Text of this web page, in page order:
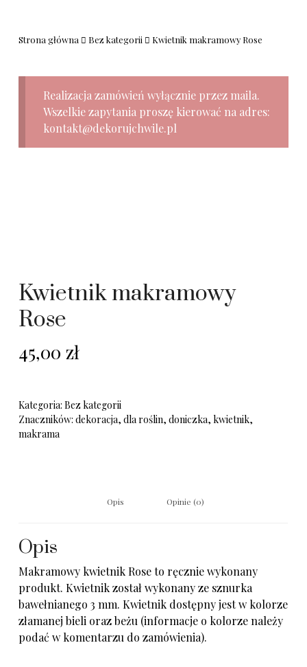
Strona główna Bez kategorii Kwietnik makramowy Rose
Realizacja zamówień wyłącznie przez maila.
Wszelkie zapytania proszę kierować na adres:
kontakt@dekorujchwile.pl
Kwietnik makramowy
Rose
45,00 zł
Kategoria:Bez kategorii
Znaczników:dekoracja,dla roślin,doniczka,kwietnik,
makrama
Opis Opinie (0)
Opis
Makramowy kwietnik Rose to ręcznie wykonany
produkt. Kwietnik został wykonany ze sznurka
bawełnianego 3 mm. Kwietnik dostępny jest w kolorze
złamanej bieli oraz beżu (informacje o kolorze należy
podać w komentarzu do zamówienia).